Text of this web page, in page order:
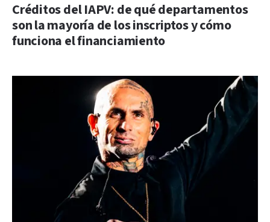
Créditos del IAPV: de qué departamentos
son la mayoría de los inscriptos y cómo
funciona el financiamiento